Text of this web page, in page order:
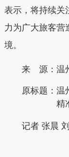
表示，将持续关
力为广大旅客营
境。
来 源：温
原标题： 温
精
记者 张晨